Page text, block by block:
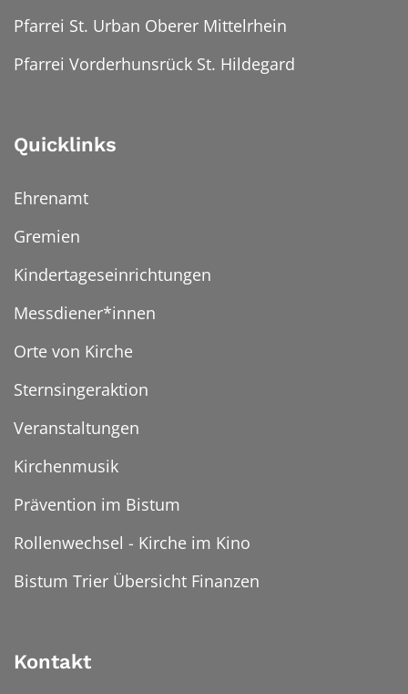
Pfarrei St. Urban Oberer Mittelrhein
Pfarrei Vorderhunsrück St. Hildegard
Quicklinks
Ehrenamt
Gremien
Kindertageseinrichtungen
Messdiener*innen
Orte von Kirche
Sternsingeraktion
Veranstaltungen
Kirchenmusik
Prävention im Bistum
Rollenwechsel - Kirche im Kino
Bistum Trier Übersicht Finanzen
Kontakt